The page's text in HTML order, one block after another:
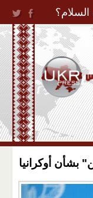
أوكرانيا